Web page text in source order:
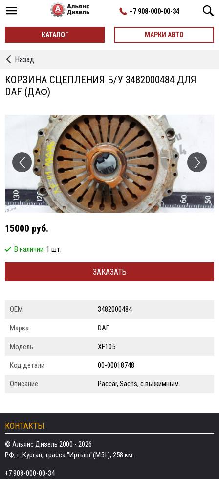
+7 908-000-00-34
КАТАЛОГ МАРКИ АВТО
←
Сцепления
Назад
КОРЗИНА СЦЕПЛЕНИЯ Б/У 3482000484 ДЛЯ
DAF (ДАФ)
15000 руб.
В наличии: 1 шт.
ЗАКАЗАТЬ
ОЕМ 3482000484
Марка DAF
Модель XF105
Код детали 00-00018748
Описание Paccar, Sachs, с выжимным.
КОНТАКТЫ
© Альянс Дизель 2000 - 2026
РФ, г. Курган, трасса "Иртыш"(М51), 258 км.
+7 908-000-00-34